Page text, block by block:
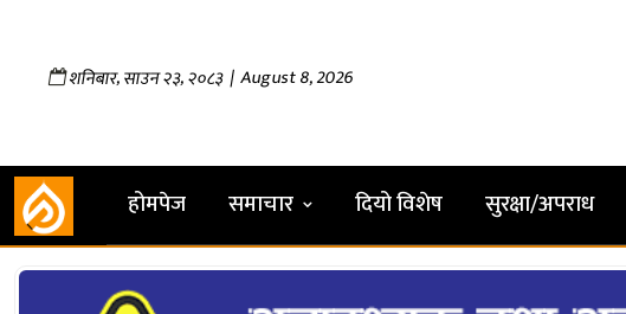
शनिबार,साउन२३,२०८३| August 8, 2026
होमपेज समाचार दियो विशेष सुरक्षा/अपराध